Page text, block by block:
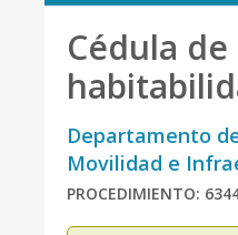
Cédula de
Departamento
Movilidad e
PROCEDIMIENTO: